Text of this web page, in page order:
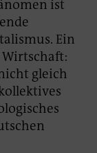
ist
Ein
Wirtschaft:
gleich